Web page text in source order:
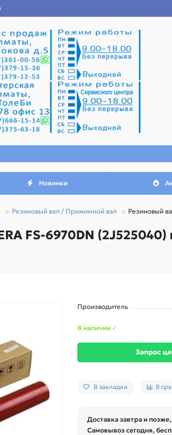
Новинки
Резиновый вал / Прижимной вал Резиновый
FS-6970DN
Производитель
В наличии ✓
Запрос
В закладки В
Доставка завтра и
Самовывоз сегодня,